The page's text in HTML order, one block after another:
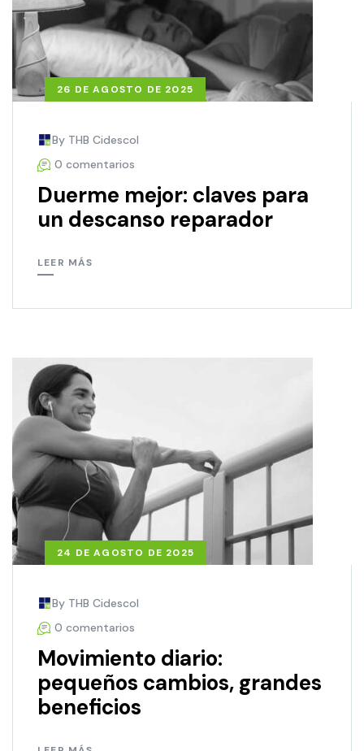
26 DE AGOSTO DE 2025
By THB Cidescol
0 comentarios
Duerme mejor: claves para
un descanso reparador
LEER MÁS
24 DE AGOSTO DE 2025
By THB Cidescol
0 comentarios
Movimiento diario:
pequeños cambios, grandes
beneficios